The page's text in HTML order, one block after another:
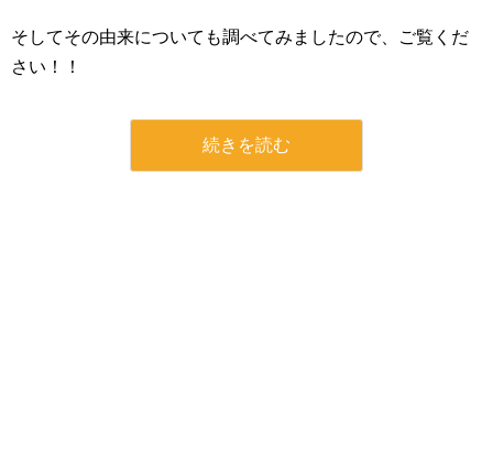
そしてその由来についても調べてみましたので、ご覧くだ
さい！！
続きを読む